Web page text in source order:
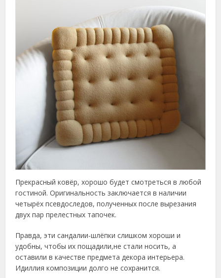
Прекрасный ковёр, хорошо будет смотреться в любой
гостиной. Оригинальность заключается в наличии
четырёх псевдоследов, полученных после вырезания
двух пар прелестных тапочек.
Правда, эти сандалии-шлёпки слишком хороши и
удобны, чтобы их пощадили,не стали носить, а
оставили в качестве предмета декора интерьера.
Идиллия композиции долго не сохранится.